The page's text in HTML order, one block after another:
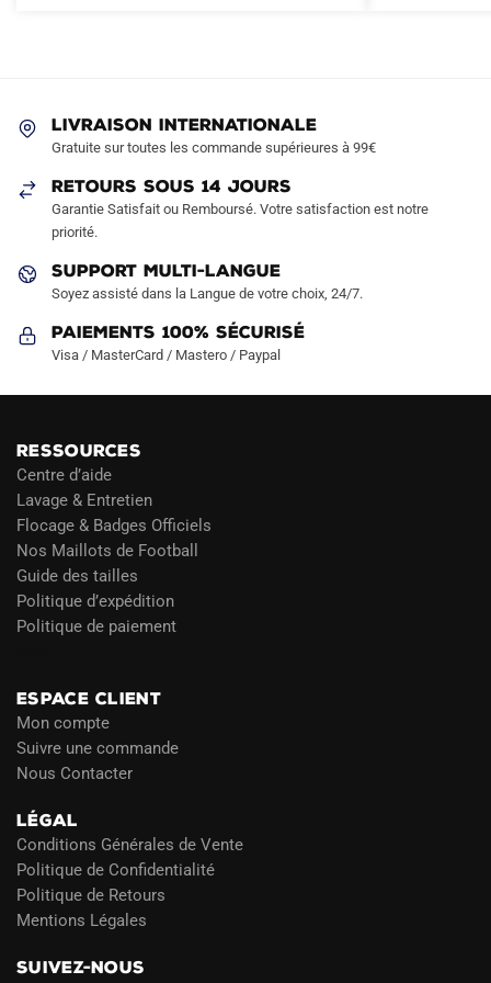
choisies
la
page
produit
page
LIVRAISON INTERNATIONALE
Gratuite sur toutes les commande supérieures à 99€
RETOURS SOUS 14 JOURS
Garantie Satisfait ou Remboursé. Votre satisfaction est notre
priorité.
SUPPORT MULTI-LANGUE
Soyez assisté dans la Langue de votre choix, 24/7.
Paiements 100% Sécurisé
Visa / MasterCard / Mastero / Paypal
RESSOURCES
Centre d’aide
Lavage & Entretien
Flocage & Badges Officiels
Nos Maillots de Football
Guide des tailles
Politique d’expédition
Politique de paiement
ESPACE CLIENT
Mon compte
Suivre une commande
Nous Contacter
LÉGAL
Conditions Générales de Vente
Politique de Confidentialité
Politique de Retours
Mentions Légales
SUIVEZ-NOUS